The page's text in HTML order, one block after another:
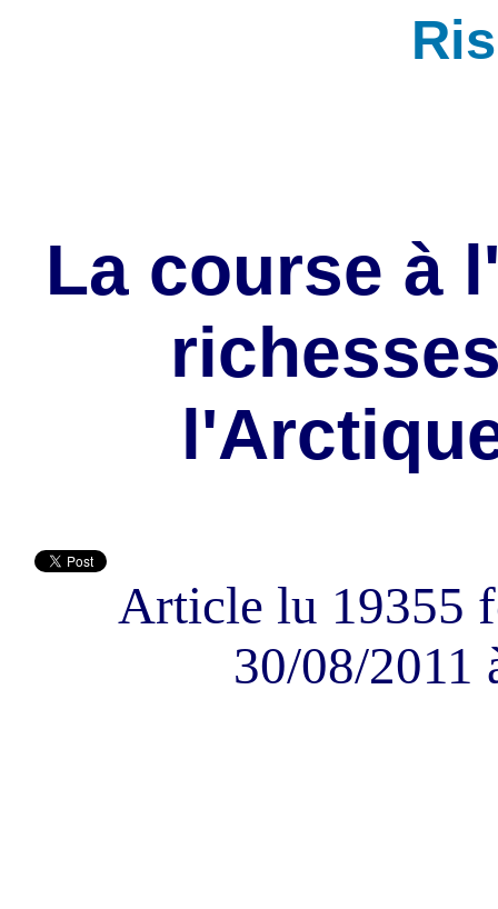
La course à
Article lu 19355
30/08/2011